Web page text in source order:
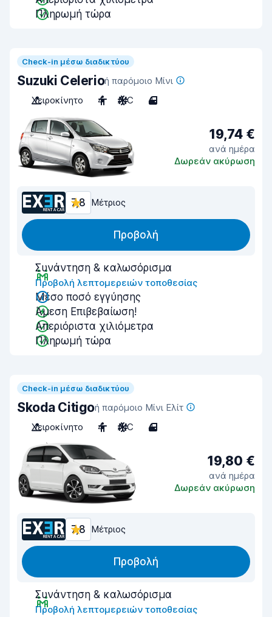
Πληρωμή τώρα
Check-in μέσω διαδικτύου
Suzuki Celerioή παρόμοιο Μίνι
Χειροκίνητο
4 A/C 4
19,74 €
ανά ημέρα
Δωρεάν ακύρωση
7,8 Μέτριος
Προβολή
Συνάντηση & καλωσόρισμα
Προβολή λεπτομερειών τοποθεσίας
Μέσο ποσό εγγύησης
Άμεση Επιβεβαίωση!
Απεριόριστα χιλιόμετρα
Πληρωμή τώρα
Check-in μέσω διαδικτύου
Skoda Citigoή παρόμοιο Μίνι Ελίτ
Χειροκίνητο
4 A/C 4
19,80 €
ανά ημέρα
Δωρεάν ακύρωση
7,8 Μέτριος
Προβολή
Συνάντηση & καλωσόρισμα
Προβολή λεπτομερειών τοποθεσίας